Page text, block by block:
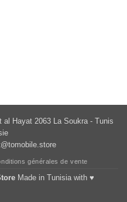
al Hayat 2063 La Soukra - Tunis
générales de vente
Made in Tunisia with ♥